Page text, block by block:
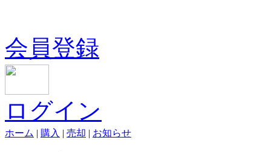
会員登録
ログイン
ホーム | 購入 | 売却 | お知らせ